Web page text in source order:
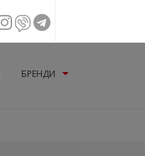
БРЕНДИ